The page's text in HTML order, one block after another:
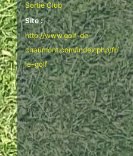
Sortie Club
Site :
http://www.golf-de-
chaumont.com/index.php/fr/
le-golf